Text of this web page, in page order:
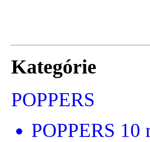
Kategórie
POPPERS
POPPERS 10